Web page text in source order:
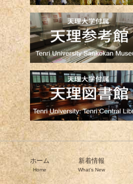
ホーム
Home
新着情報
What's New